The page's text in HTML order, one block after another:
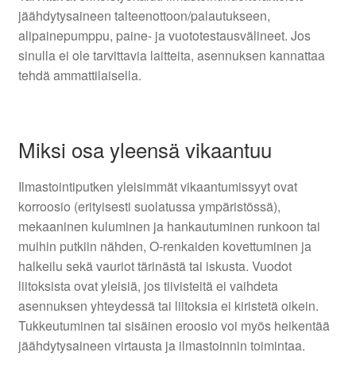
jäähdytysaineen talteenottoon/palautukseen,
alipainepumppu, paine- ja vuototestausvälineet. Jos
sinulla ei ole tarvittavia laitteita, asennuksen kannattaa
tehdä ammattilaisella.
Miksi osa yleensä vikaantuu
Ilmastointiputken yleisimmät vikaantumissyyt ovat
korroosio (erityisesti suolatussa ympäristössä),
mekaaninen kuluminen ja hankautuminen runkoon tai
muihin putkiin nähden, O-renkaiden kovettuminen ja
halkeilu sekä vauriot tärinästä tai iskusta. Vuodot
liitoksista ovat yleisiä, jos tiivisteitä ei vaihdeta
asennuksen yhteydessä tai liitoksia ei kiristetä oikein.
Tukkeutuminen tai sisäinen eroosio voi myös heikentää
jäähdytysaineen virtausta ja ilmastoinnin toimintaa.